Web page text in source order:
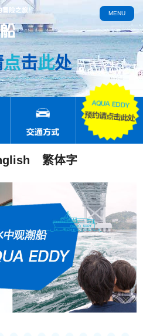
冒险之旅！
繁体字
MENU
点击此处